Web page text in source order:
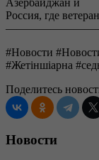
Россия, где
#Новости
#Жетіншіарна
Поделитесь
Новости